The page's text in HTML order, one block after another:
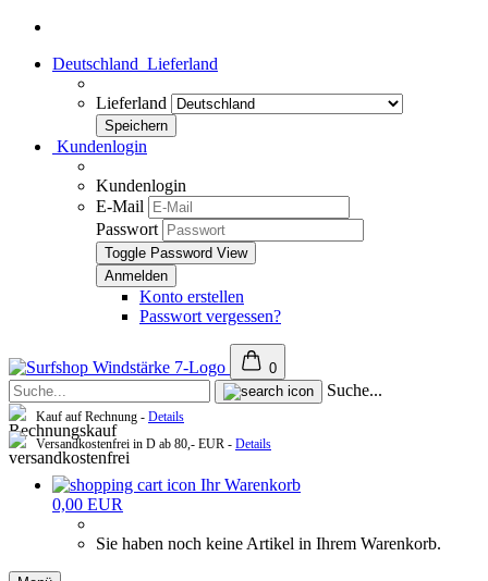
Deutschland Lieferland
Lieferland
Kundenlogin
Kundenlogin
E-Mail
Passwort
Toggle Password View
Konto erstellen
Passwort vergessen?
0
Suche...
Kauf auf Rechnung - Details
Versandkostenfrei in D ab 80,- EUR - Details
Ihr Warenkorb
0,00 EUR
Sie haben noch keine Artikel in Ihrem Warenkorb.